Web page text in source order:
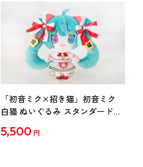
「初音ミク×招き猫」初音ミク
白猫 ぬいぐるみ スタンダード
5,500 円